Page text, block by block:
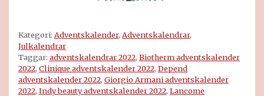
Kategori: Adventskalender, Adventskalendrar,
Julkalendrar
Taggar: adventskalendrar 2022, Biotherm adventskalender
2022, Clinique adventskalender 2022, Depend
adventskalender 2022, Giorgio Armani adventskalender
2022, Indy beauty adventskalender 2022, Lancome